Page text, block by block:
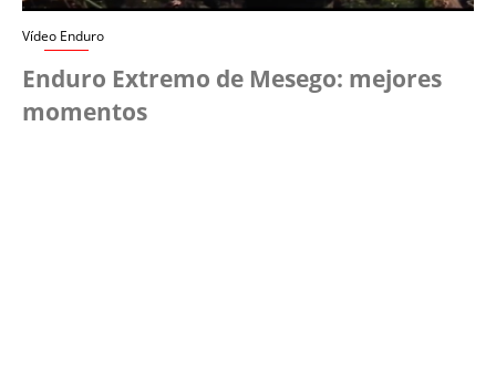
Vídeo Enduro
Enduro Extremo de Mesego: mejores
momentos